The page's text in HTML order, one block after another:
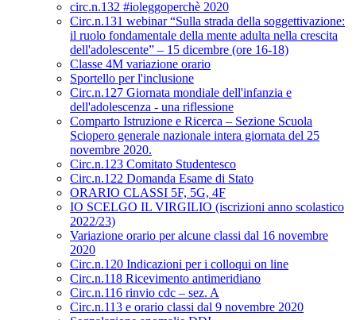
circ.n.132 #ioleggoperchè 2020
Circ.n.131 webinar “Sulla strada della soggettivazione:
il ruolo fondamentale della mente adulta nella crescita
dell'adolescente” – 15 dicembre (ore 16-18)
Classe 4M variazione orario
Sportello per l'inclusione
Circ.n.127 Giornata mondiale dell'infanzia e
dell'adolescenza - una riflessione
Comparto Istruzione e Ricerca – Sezione Scuola
Sciopero generale nazionale intera giornata del 25
novembre 2020.
Circ.n.123 Comitato Studentesco
Circ.n.122 Domanda Esame di Stato
ORARIO CLASSI 5F, 5G, 4F
IO SCELGO IL VIRGILIO (iscrizioni anno scolastico
2022/23)
Variazione orario per alcune classi dal 16 novembre
2020
Circ.n.120 Indicazioni per i colloqui on line
Circ.n.118 Ricevimento antimeridiano
Circ.n.116 rinvio cdc – sez. A
Circ.n.113 e orario classi dal 9 novembre 2020